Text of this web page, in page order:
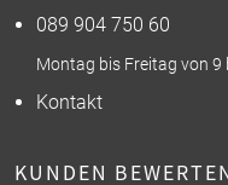
089 904 750 60
Montag bis Freitag von 9
Kontakt
KUNDEN